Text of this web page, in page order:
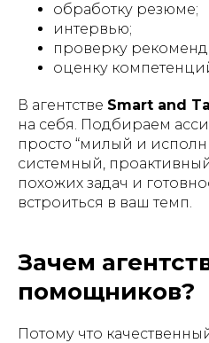
обработку резюме;
интервью;
проверку
оценку
В агентстве Smart and
на себя. Подбираем
просто “милый и
системный,
похожих задач и
встроиться в ваш темп.
Зачем
помощников?
Потому что